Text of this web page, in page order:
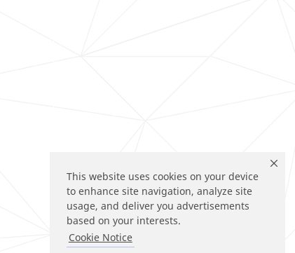
This website uses cookies on your device
to enhance site navigation, analyze site
usage, and deliver you advertisements
based on your interests.
Cookie Notice